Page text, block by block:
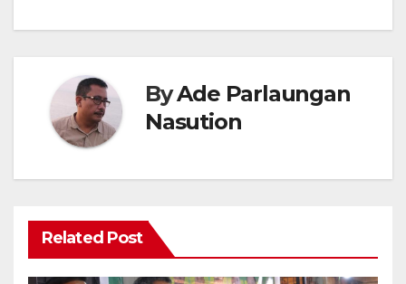
ByAde Parlaungan
Nasution
Related Post